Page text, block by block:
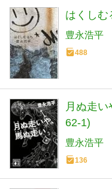
はくしむ
豊永浩平
488
月ぬ走
62-1)
豊永浩平
136